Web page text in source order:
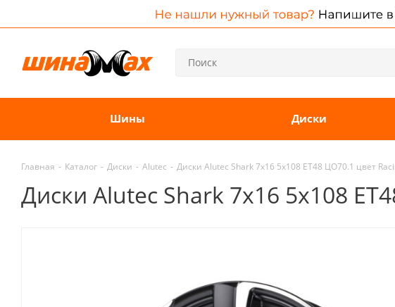
Шины Диски
Главная - Каталог - Диски - Alutec - Диски Alutec Shark 7x16 5x108 ET48 ЦО70.1 цвет
Диски Alutec Shark 7x16 5x108